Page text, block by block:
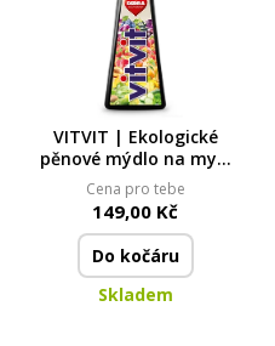
VITVIT | Ekologické
pěnové mýdlo na mytí
ovoce a zeleniny | 500
ml
Cena pro tebe
149,00 Kč
Do kočáru
Skladem